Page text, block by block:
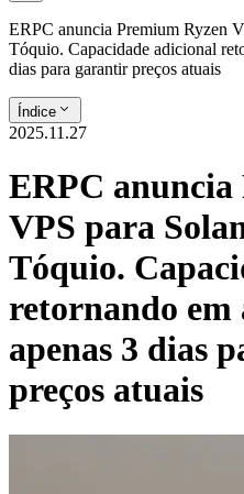
ERPC anuncia Premium Ryzen
Tóquio. Capacidade adicional
dias para garantir preços atuais
Índice
2025.11.27
ERPC
VPS para
Tóquio.
retornando em
apenas 3 dias
preços atuais